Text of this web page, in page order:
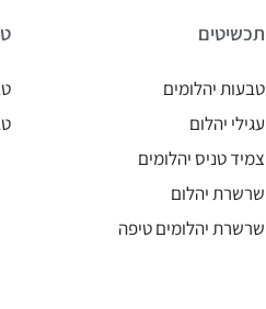
תכשיטים
טבעות יהלומים
עגילי יהלום
צמיד טניס יהלומים
שרשרת יהלום
שרשרת יהלומים טיפה